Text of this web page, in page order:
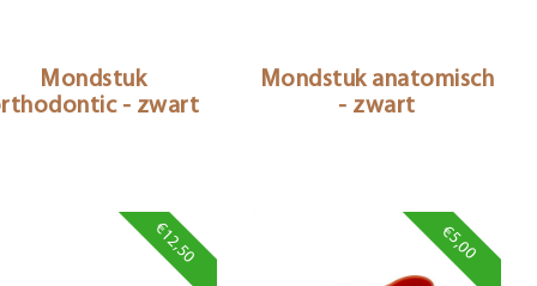
Mondstuk
- zwart
Mondstuk anatomisch
- zwart
€12,50 €5,00